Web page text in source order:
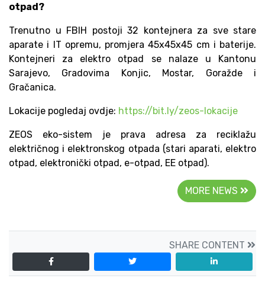
otpad?
Trenutno u FBIH postoji 32 kontejnera za sve stare
aparate i IT opremu, promjera 45x45x45 cm i baterije.
Kontejneri za elektro otpad se nalaze u Kantonu
Sarajevo, Gradovima Konjic, Mostar, Goražde i
Gračanica.
Lokacije pogledaj ovdje: https://bit.ly/zeos-lokacije
ZEOS eko-sistem je prava adresa za reciklažu
električnog i elektronskog otpada (stari aparati, elektro
otpad, elektronički otpad, e-otpad, EE otpad).
MORE NEWS
SHARE CONTENT